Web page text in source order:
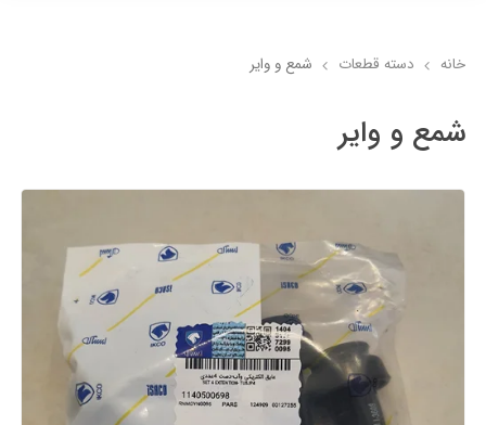
خانه دسته قطعات شمع و وایر
شمع و وایر